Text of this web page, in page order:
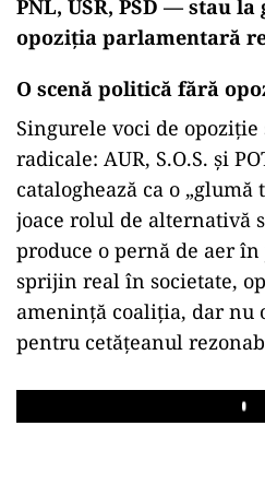
PNL, USR, PSD — stau
opoziția parlamentară
O scenă politică fără
Singurele voci de
radicale: AUR, S.O.S. și
cataloghează ca o
joace rolul de alternativă
produce o pernă de aer
sprijin real în societate,
amenință coaliția, dar nu
pentru cetățeanul